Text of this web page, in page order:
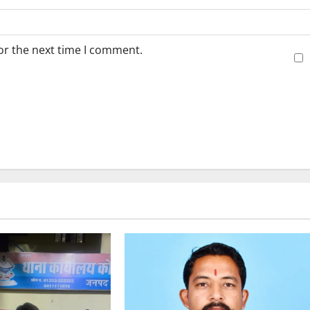
the next time I comment.